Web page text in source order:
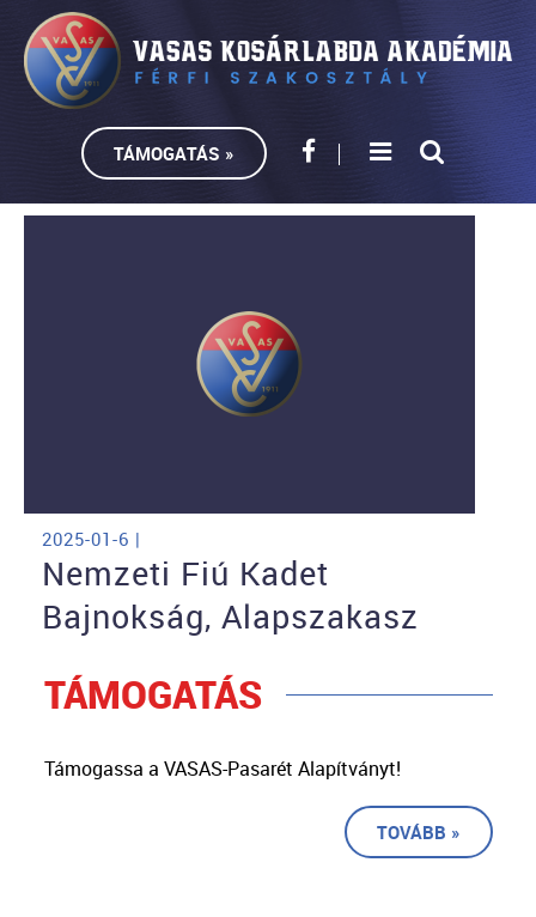
TÁMOGATÁS »
2025-01-6 |
Nemzeti Fiú Kadet
Bajnokság, Alapszakasz
TÁMOGATÁS
Támogassa a VASAS-Pasarét Alapítványt!
TOVÁBB »